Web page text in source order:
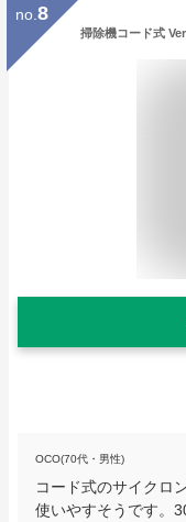
no. 8
OCO(70代・男性)
コード式のサイクロ
使いやすそうです。